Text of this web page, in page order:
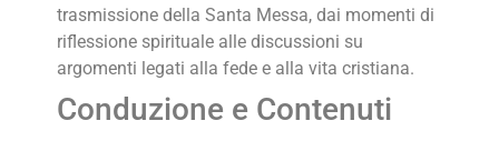
trasmissione della Santa Messa, dai momenti di
riflessione spirituale alle discussioni su
argomenti legati alla fede e alla vita cristiana.
Conduzione e Contenuti